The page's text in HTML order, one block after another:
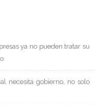
ya no pueden tratar su
necesita gobierno, no solo